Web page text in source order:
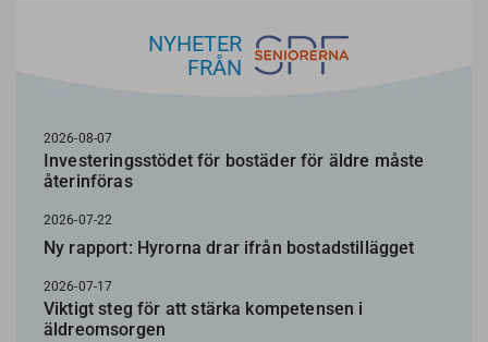
NYHETER
FRÅN
2026-08-07
Investeringsstödet för bostäder för äldre måste
återinföras
2026-07-22
Ny rapport: Hyrorna drar ifrån bostadstillägget
2026-07-17
Viktigt steg för att stärka kompetensen i
äldreomsorgen